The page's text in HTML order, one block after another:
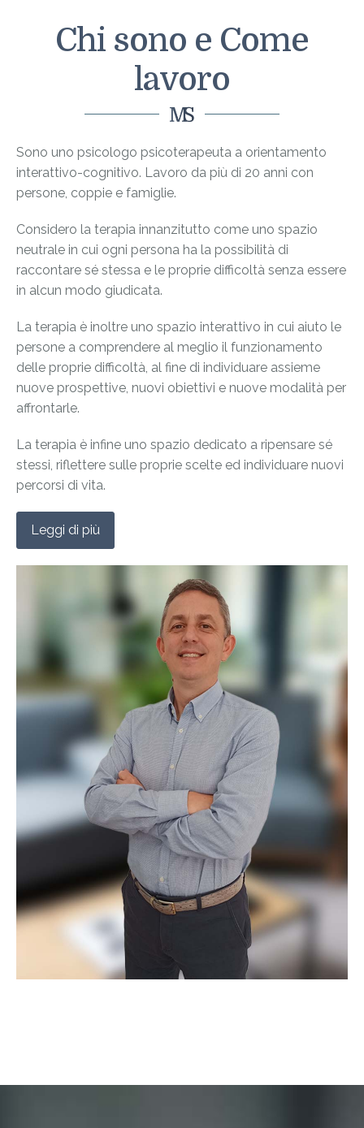
Chi sono e Come
lavoro
Sono uno psicologo psicoterapeuta a orientamento
interattivo-cognitivo. Lavoro da più di 20 anni con
persone, coppie e famiglie.
Considero la terapia innanzitutto come uno spazio
neutrale in cui ogni persona ha la possibilità di
raccontare sé stessa e le proprie difficoltà senza essere
in alcun modo giudicata.
La terapia è inoltre uno spazio interattivo in cui aiuto le
persone a comprendere al meglio il funzionamento
delle proprie difficoltà, al fine di individuare assieme
nuove prospettive, nuovi obiettivi e nuove modalità per
affrontarle.
La terapia è infine uno spazio dedicato a ripensare sé
stessi, riflettere sulle proprie scelte ed individuare nuovi
percorsi di vita.
Leggi di più